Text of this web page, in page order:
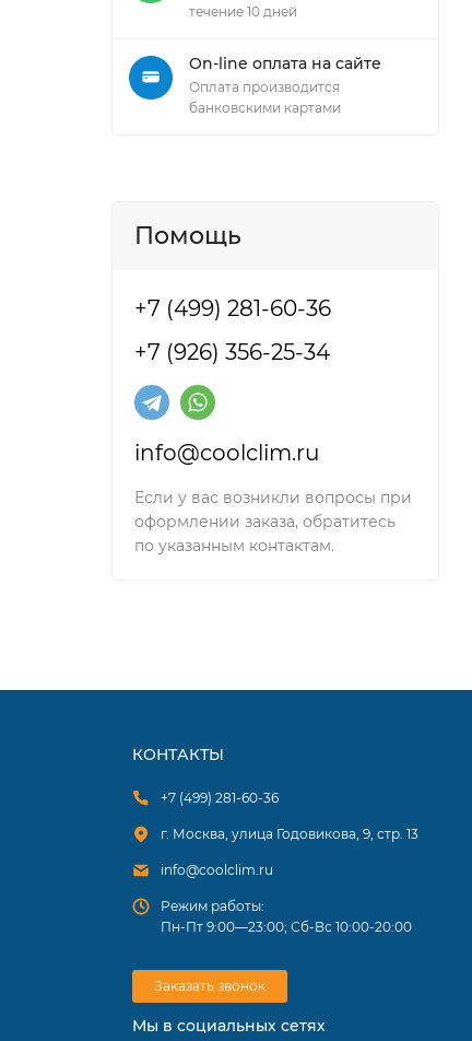
течение 10 дней
On-line оплата на сайте
Оплата производится
банковскими картами
Помощь
+7 (499) 281-60-36
+7 (926) 356-25-34
info@coolclim.ru
Если у вас возникли вопросы при
оформлении заказа, обратитесь
по указанным контактам.
КОНТАКТЫ
+7 (499) 281-60-36
г. Москва, улица Годовикова, 9, стр. 13
info@coolclim.ru
Режим работы:
Пн-Пт 9:00—23:00; Сб-Вс 10:00-20:00
Заказать звонок
Мы в социальных сетях